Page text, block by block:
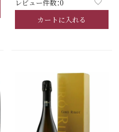
レビュー件数：0
カートに入れる